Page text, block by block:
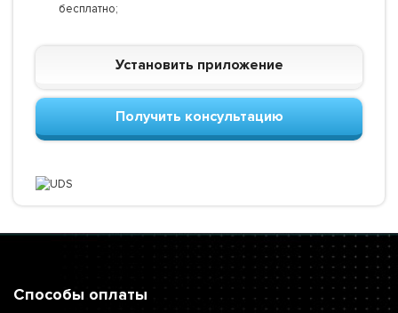
бесплатно;
Установить приложение
Получить консультацию
Способы оплаты